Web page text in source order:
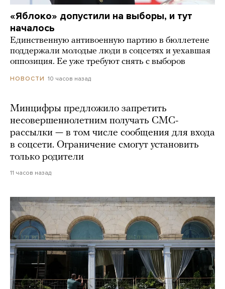
«Яблоко» допустили на выборы, и тут
началось
Единственную антивоенную партию в бюллетене
поддержали молодые люди в соцсетях и уехавшая
оппозиция. Ее уже требуют снять с выборов
НОВОСТИ 10 часов назад
Минцифры предложило запретить
несовершеннолетним получать СМС-
рассылки — в том числе сообщения для входа
в соцсети. Ограничение смогут установить
только родители
11 часов назад